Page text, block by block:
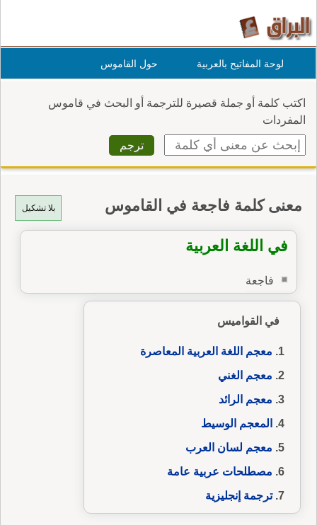
لوحة المفاتيح بالعربية حول القاموس
اكتب كلمة أو جملة قصيرة للترجمة أو البحث في قاموس
المفردات
بلا تشكيل معنى كلمة فاجعة في القاموس
في اللغة العربية
فاجعة
في القواميس
معجم اللغة العربية المعاصرة
معجم الغني
معجم الرائد
المعجم الوسيط
معجم لسان العرب
مصطلحات عربية عامة
ترجمة إنجليزية